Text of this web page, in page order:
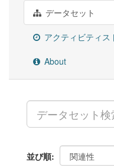
データセット
アクティビティス
About
並び順